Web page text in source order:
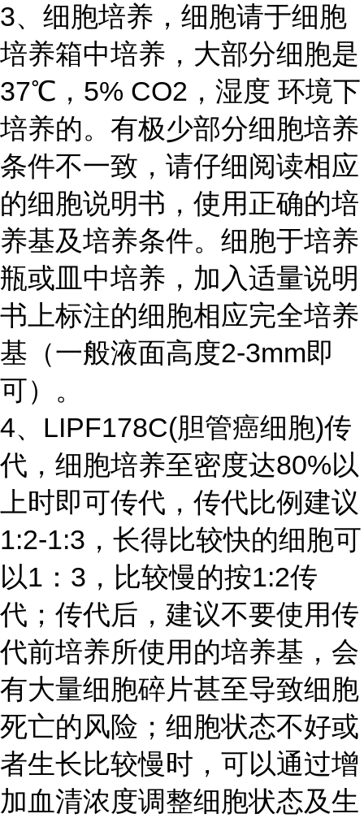
3、细胞培养，细胞请于细胞
培养箱中培养，大部分细胞是
37℃，5% CO2，湿度 环境下
培养的。有极少部分细胞培养
条件不一致，请仔细阅读相应
的细胞说明书，使用正确的培
养基及培养条件。细胞于培养
瓶或皿中培养，加入适量说明
书上标注的细胞相应完全培养
基（一般液面高度2-3mm即
可）。
4、LIPF178C(胆管癌细胞)传
代，细胞培养至密度达80%以
上时即可传代，传代比例建议
1:2-1:3，长得比较快的细胞可
以1：3，比较慢的按1:2传
代；传代后，建议不要使用传
代前培养所使用的培养基，会
有大量细胞碎片甚至导致细胞
死亡的风险；细胞状态不好或
者生长比较慢时，可以通过增
加血清浓度调整细胞状态及生